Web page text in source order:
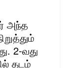
அந்த
2-வது
தடம்